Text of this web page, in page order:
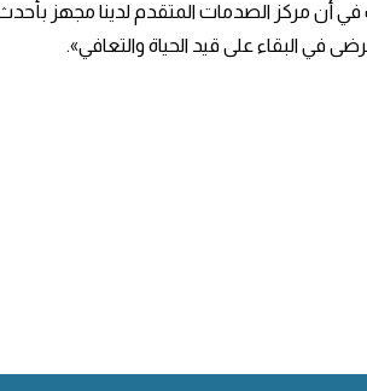
الصدمات المتقدم لدينا مجهز بأحدث
في البقاء على قيد الحياة والتعافي».